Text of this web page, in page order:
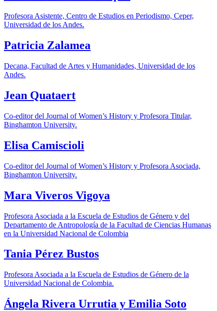
Profesora Asistente, Centro de Estudios en Periodismo, Ceper,
Universidad de los Andes.
Patricia Zalamea
Decana, Facultad de Artes y Humanidades, Universidad de los
Andes.
Jean Quataert
Co-editor del Journal of Women’s History y Profesora Titular,
Binghamton University.
Elisa Camiscioli
Co-editor del Journal of Women’s History y Profesora Asociada,
Binghamton University.
Mara Viveros Vigoya
Profesora Asociada a la Escuela de Estudios de Género y del
Departamento de Antropología de la Facultad de Ciencias Humanas
en la Universidad Nacional de Colombia
Tania Pérez Bustos
Profesora Asociada a la Escuela de Estudios de Género de la
Universidad Nacional de Colombia.
Ángela Rivera Urrutia y Emilia Soto